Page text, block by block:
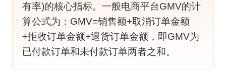
有率)的核心指标。一般电商平台GMV的计
算公式为：GMV=销售额+取消订单金额
+拒收订单金额+退货订单金额，即GMV为
已付款订单和未付款订单两者之和。